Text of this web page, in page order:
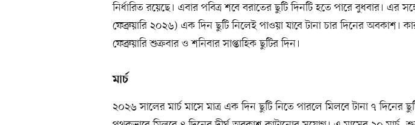
নির্ধারিত রয়েছে। এবার পবিত্র শবে বরাতের ছুটি দিনটি হতে পারে বুধবার। এর
ফেব্রুয়ারি ২০২৬) এক দিন ছুটি নিলেই পাওয়া যাবে টানা চার দিনের অবকাশ।
ফেব্রুয়ারি শুক্রবার ও শনিবার সাপ্তাহিক ছুটির দিন।
মার্চ
২০২৬ সালের মার্চ মাসে মাত্র এক দিন ছুটি নিতে পারলে মিলবে টানা ৭ দিনের